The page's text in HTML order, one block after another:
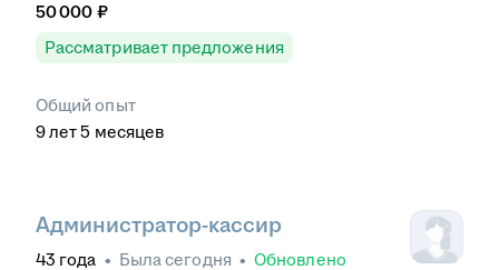
50 000 ₽
Рассматривает предложения
Общий опыт
9лет 5 месяцев
Администратор-кассир
43 года • Быласегодня • Обновлено